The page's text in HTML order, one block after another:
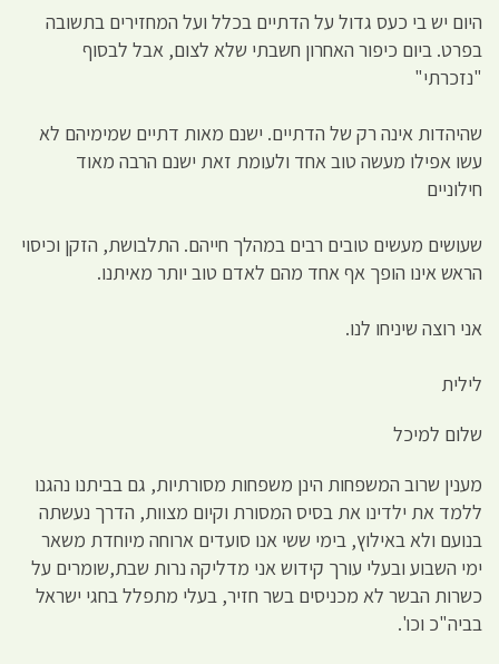
היום יש בי כעס גדול על הדתיים בכלל ועל המחזירים בתשובה
בפרט. ביום כיפור האחרון חשבתי שלא לצום, אבל לבסוף
"נזכרתי"
שהיהדות אינה רק של הדתיים. ישנם מאות דתיים שמימיהם לא
עשו אפילו מעשה טוב אחד ולעומת זאת ישנם הרבה מאוד
חילוניים
שעושים מעשים טובים רבים במהלך חייהם. התלבושת, הזקן וכיסוי
הראש אינו הופך אף אחד מהם לאדם טוב יותר מאיתנו.
אני רוצה שיניחו לנו.
לילית
שלום למיכל
מענין שרוב המשפחות הינן משפחות מסורתיות, גם בביתנו נהגנו
ללמד את ילדינו את בסיס המסורת וקיום מצוות, הדרך נעשתה
בנועם ולא באילוץ, בימי ששי אנו סועדים ארוחה מיוחדת משאר
ימי השבוע ובעלי עורך קידוש אני מדליקה נרות שבת,שומרים על
כשרות הבשר לא מכניסים בשר חזיר, בעלי מתפלל בחגי ישראל
בביה"כ וכו'.